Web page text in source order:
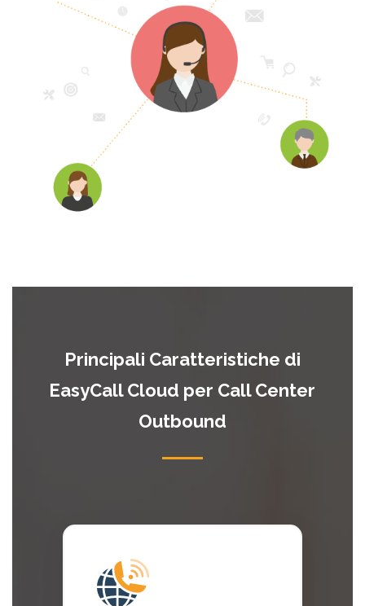
Principali Caratteristiche di
EasyCall Cloud per Call Center
Outbound